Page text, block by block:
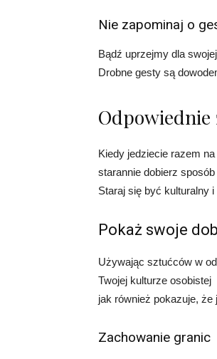
Nie zapominaj o
Bądź uprzejmy dla
Drobne gesty są
Odpowiednie
Kiedy jedziecie razem
starannie dobierz sposób
Staraj się być kulturalny
Pokaż swoje
Używając sztućców w
Twojej kulturze osobistej
jak również pokazuje,
Zachowanie granic